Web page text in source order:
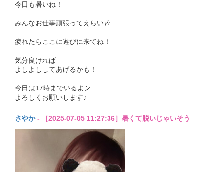
今日も暑いね！
みんなお仕事頑張ってえらい🎶
疲れたらここに遊びに来てね！
気分良ければ
よしよししてあげるかも！
今日は17時までいるよン
よろしくお願いします♪
さやか- ［2025-07-05 11:27:36］暑くて脱いじゃいそう